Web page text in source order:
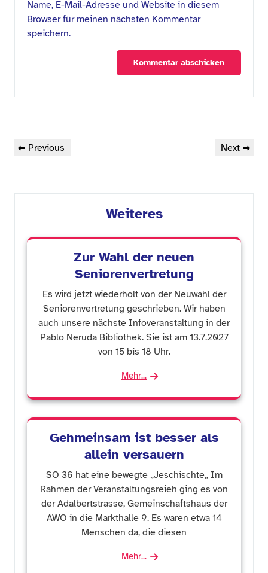
Name, E-Mail-Adresse und Website in diesem
Browser für meinen nächsten Kommentar
speichern.
Beitragsnavigation
Previous
Previous
Next
Next
Weiteres
Zur Wahl der neuen
Seniorenvertretung
Es wird jetzt wiederholt von der Neuwahl der
Seniorenvertretung geschrieben. Wir haben
auch unsere nächste Infoveranstaltung in der
Pablo Neruda Bibliothek. Sie ist am 13.7.2027
von 15 bis 18 Uhr.
Mehr...
Gehmeinsam ist besser als
allein versauern
SO 36 hat eine bewegte „Jeschischte„ Im
Rahmen der Veranstaltungsreieh ging es von
der Adalbertstrasse, Gemeinschaftshaus der
AWO in die Markthalle 9. Es waren etwa 14
Menschen da, die diesen
Mehr...